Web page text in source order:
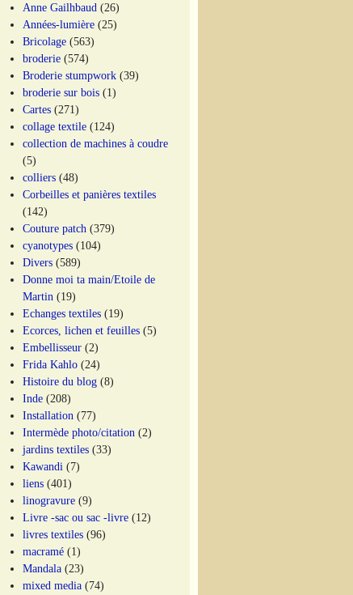
Anne Gailhbaud (26)
Années-lumière (25)
Bricolage (563)
broderie (574)
Broderie stumpwork (39)
broderie sur bois (1)
Cartes (271)
collage textile (124)
collection de machines à coudre
(5)
colliers (48)
Corbeilles et panières textiles
(142)
Couture patch (379)
cyanotypes (104)
Divers (589)
Donne moi ta main/Etoile de
Martin (19)
Echanges textiles (19)
Ecorces, lichen et feuilles (5)
Embellisseur (2)
Frida Kahlo (24)
Histoire du blog (8)
Inde (208)
Installation (77)
Intermède photo/citation (2)
jardins textiles (33)
Kawandi (7)
liens (401)
linogravure (9)
Livre -sac ou sac -livre (12)
livres textiles (96)
macramé (1)
Mandala (23)
mixed media (74)